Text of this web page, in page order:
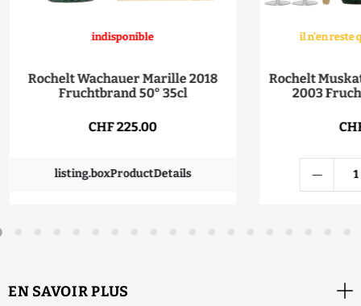
indisponible
Rochelt Wachauer Marille 2018
Fruchtbrand 50° 35cl
CHF 225.00
listing.boxProductDetails
il n'en reste
Rochelt
2003
EN SAVOIR PLUS